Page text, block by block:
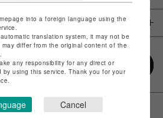
into a foreign language using the
translation system, it may not be
differ from the original content of the
any responsibility for any direct or
by using this service. Thank you for your
Cancel